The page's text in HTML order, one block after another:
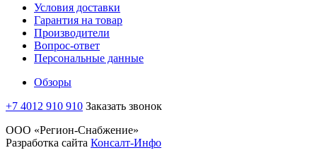
Условия доставки
Гарантия на товар
Производители
Вопрос-ответ
Персональные данные
Обзоры
+7 4012 910 910 Заказать звонок
ООО «Регион-Снабжение»
Разработка сайта Консалт-Инфо